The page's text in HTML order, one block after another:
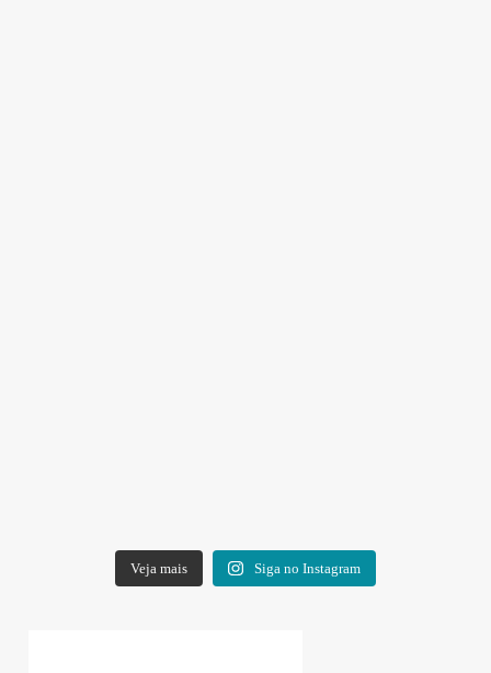
Veja mais Siga no Instagram